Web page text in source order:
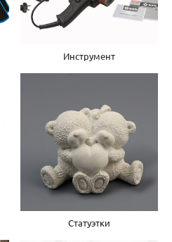
Инструмент
Статуэтки